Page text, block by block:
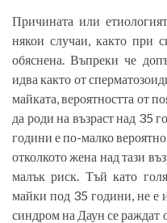
Причината или
някои случаи, както при
обяснена. Въпреки че
идва както от
майката, вероятността от
да роди на възраст над 35
години е по-малко
отколкото жена над тази
малък риск. Тъй като
майки под 35 години, не е
синдром на Даун се раждат